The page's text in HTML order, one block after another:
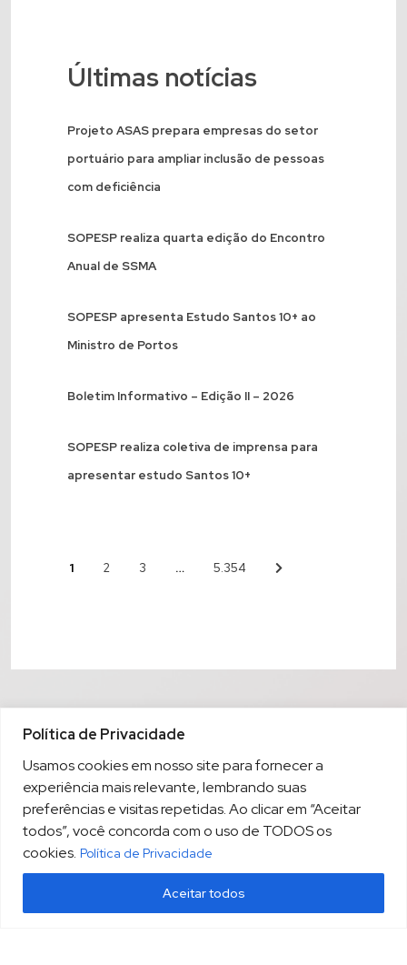
Política de Privacidade
Usamos cookies em nosso site para fornecer a
experiência mais relevante, lembrando suas
preferências e visitas repetidas. Ao clicar em “Aceitar
todos”, você concorda com o uso de TODOS os
cookies. Política de Privacidade
Aceitar todos
Últimas notícias
Projeto ASAS prepara empresas do setor
portuário para ampliar inclusão de pessoas
com deficiência
SOPESP realiza quarta edição do Encontro
Anual de SSMA
SOPESP apresenta Estudo Santos 10+ ao
Ministro de Portos
Boletim Informativo – Edição II – 2026
SOPESP realiza coletiva de imprensa para
apresentar estudo Santos 10+
1 2 3 … 5.354